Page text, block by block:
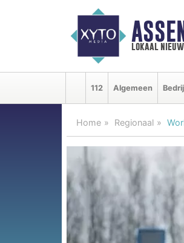
lokaal
112 Algemeen
Home Regionaal